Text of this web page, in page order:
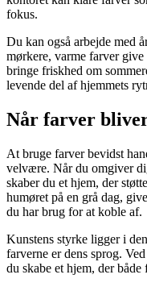
fokus.
Du kan også arbejde med
mørkere, varme farver
bringe friskhed om
levende del af hjemmets
Når farver
At bruge farver bevidst
velvære. Når du omgiver
skaber du et hjem, der
humøret på en grå dag,
du har brug for at koble af.
Kunstens styrke ligger i
farverne er dens sprog.
du skabe et hjem, der